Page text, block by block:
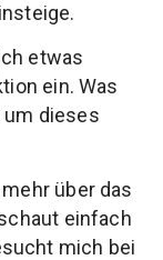
etwas
ein. Was
dieses
über das
einfach
mich bei